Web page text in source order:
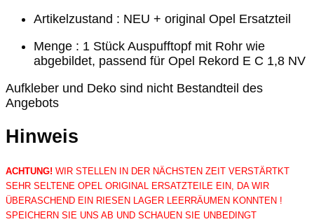
Artikelzustand : NEU + original Opel Ersatzteil
Menge : 1 Stück Auspufftopf mit Rohr wie
abgebildet, passend für Opel Rekord E C 1,8 NV
Aufkleber und Deko sind nicht Bestandteil des
Angebots
Hinweis
ACHTUNG! WIR STELLEN IN DER NÄCHSTEN ZEIT VERSTÄRTKT
SEHR SELTENE OPEL ORIGINAL ERSATZTEILE EIN, DA WIR
ÜBERASCHEND EIN RIESEN LAGER LEERRÄUMEN KONNTEN !
SPEICHERN SIE UNS AB UND SCHAUEN SIE UNBEDINGT